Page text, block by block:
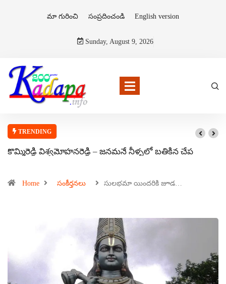
మా గురించి సంప్రదించండి English version
Sunday, August 9, 2026
TRENDING
కొమ్మిరెడ్డి విశ్వమోహనరెడ్డి – జనమనే నీళ్ళలో బతికిన చేప
Home సంకీర్తనలు సులభమా యిందరికి జూడ…